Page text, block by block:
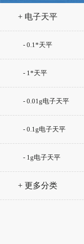
+ 电子天平
- 0.1*天平
- 1*天平
- 0.01g电子天平
- 0.1g电子天平
- 1g电子天平
+ 更多分类